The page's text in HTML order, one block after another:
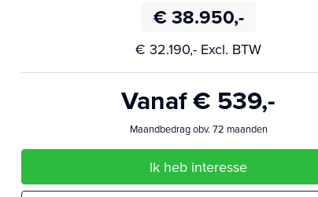
€ 38.950,-
€ 32.190,- Excl. BTW
Vanaf € 539,-
Maandbedrag obv. 72 maanden
Ik heb interesse